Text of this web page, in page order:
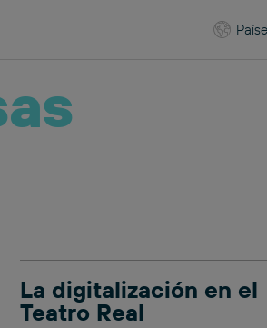
La digitalización en el
Teatro Real